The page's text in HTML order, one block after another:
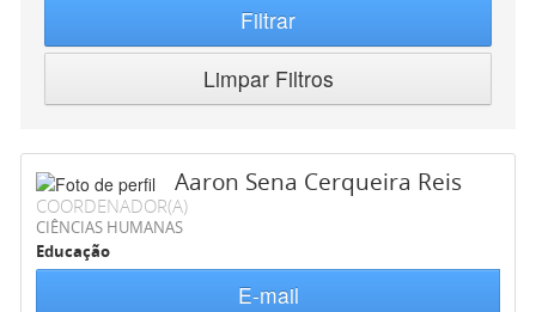
Filtrar
Limpar Filtros
Aaron Sena Cerqueira Reis
COORDENADOR(A)
CIÊNCIAS HUMANAS
Educação
E-mail